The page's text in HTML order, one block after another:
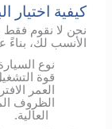
كيفية اختيار
نحن لا نقوم فقط
الأنسب لك، بناءً
نوع
قوة
العمر
الظروف
العالية.